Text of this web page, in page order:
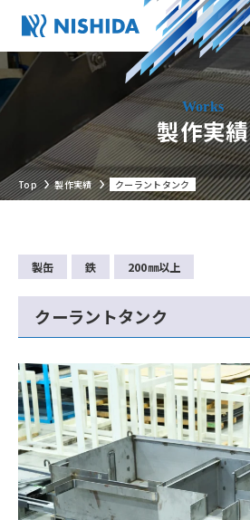
製作実績
Top 製作実績 クーラントタンク
製缶 鉄 200㎜以上
クーラントタンク